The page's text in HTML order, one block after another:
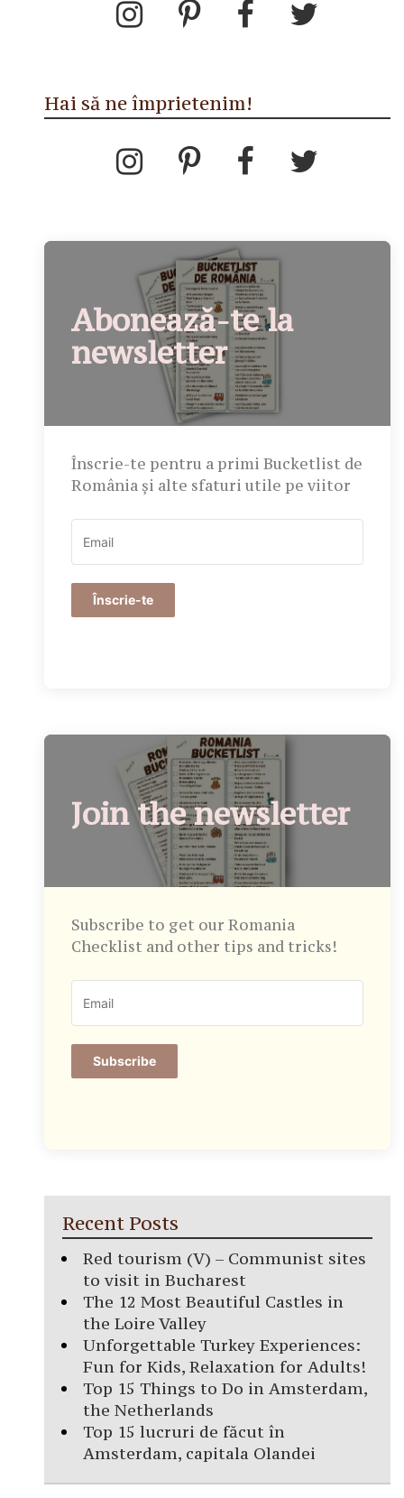
Hai să ne împrietenim!
Abonează-te la
newsletter
Înscrie-te pentru a primi Bucketlist de
România și alte sfaturi utile pe viitor
Înscrie-te
Join the newsletter
Subscribe to get our Romania
Checklist and other tips and tricks!
Subscribe
Recent Posts
Red tourism (V) – Communist sites
to visit in Bucharest
The 12 Most Beautiful Castles in
the Loire Valley
Unforgettable Turkey Experiences:
Fun for Kids, Relaxation for Adults!
Top 15 Things to Do in Amsterdam,
the Netherlands
Top 15 lucruri de făcut în
Amsterdam, capitala Olandei